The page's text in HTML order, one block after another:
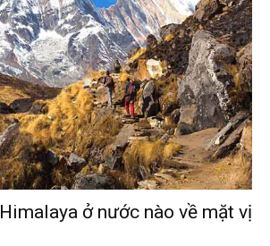
ở nước nào về mặt vị